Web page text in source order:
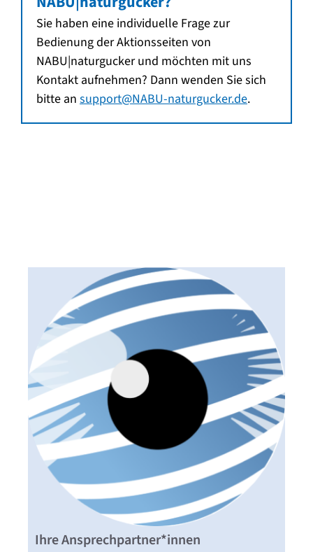
Sie haben eine individuelle Frage zur
Bedienung der Aktionsseiten von
NABU|naturgucker und möchten mit uns
Kontakt aufnehmen? Dann wenden Sie sich
bitte an support@NABU-naturgucker.de.
Ihre Ansprechpartner*innen